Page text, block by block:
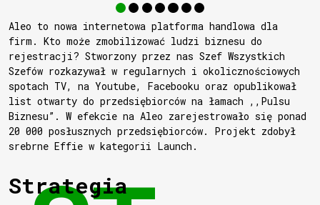
Aleo to nowa internetowa platforma handlowa dla
firm. Kto może zmobilizować ludzi biznesu do
rejestracji? Stworzony przez nas Szef Wszystkich
Szefów rozkazywał w regularnych i okolicznościowych
spotach TV, na Youtube, Facebooku oraz opublikował
list otwarty do przedsiębiorców na łamach ,,Pulsu
Biznesu”. W efekcie na Aleo zarejestrowało się ponad
20 000 posłusznych przedsiębiorców. Projekt zdobył
srebrne Effie w kategorii Launch.
Strategia